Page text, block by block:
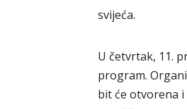
svijeća.
U četvrtak, 11.
program.
bit će otvorena